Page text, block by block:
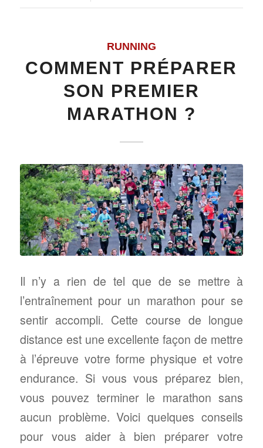
RUNNING
COMMENT PRÉPARER
SON PREMIER
MARATHON ?
Il n’y a rien de tel que de se mettre à
l’entraînement pour un marathon pour se
sentir accompli. Cette course de longue
distance est une excellente façon de mettre
à l’épreuve votre forme physique et votre
endurance. Si vous vous préparez bien,
vous pouvez terminer le marathon sans
aucun problème. Voici quelques conseils
pour vous aider à bien préparer votre